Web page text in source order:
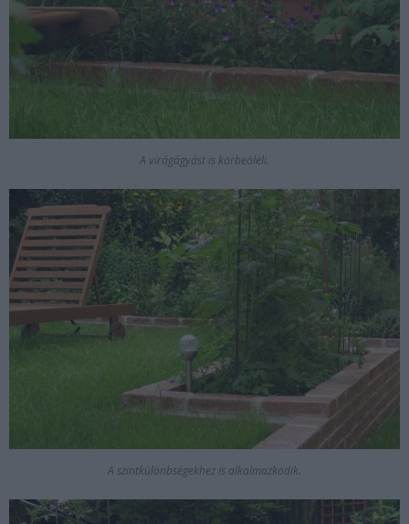
A virágágyást is körbeöleli.
A szintkülönbségekhez is alkalmazkodik.